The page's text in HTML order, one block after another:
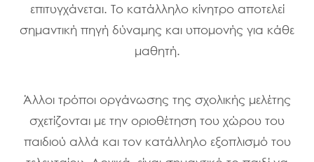
επιτυγχάνεται. Το κατάλληλο κίνητρο αποτελεί
σημαντική πηγή δύναμης και υπομονής για κάθε
μαθητή.
Άλλοι τρόποι οργάνωσης της σχολικής μελέτης
σχετίζονται με την οριοθέτηση του χώρου του
παιδιού αλλά και τον κατάλληλο εξοπλισμό του